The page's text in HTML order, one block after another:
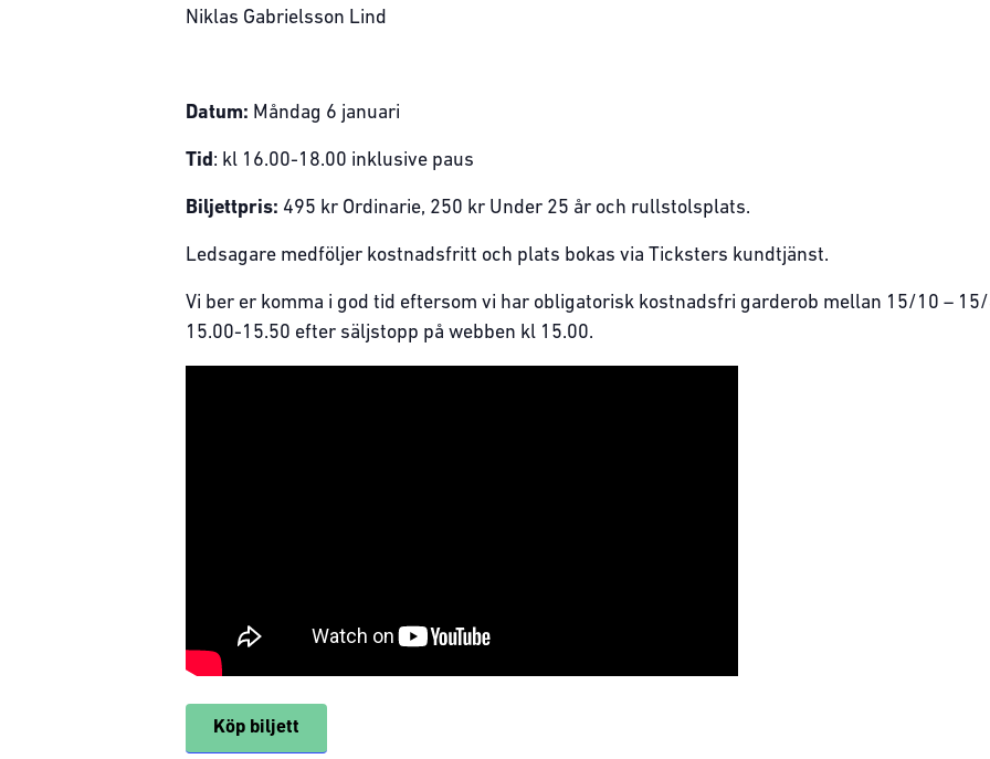
Niklas Gabrielsson Lind
Datum: Måndag 6 januari
Tid: kl 16.00-18.00 inklusive paus
Biljettpris: 495 kr Ordinarie, 250 kr Under 25 år och rullstolsplats.
Ledsagare medföljer kostnadsfritt och plats bokas via Ticksters kundtjänst.
Vi ber er komma i god tid eftersom vi har obligatorisk kostnadsfri garderob mellan 15/10 –
15.00-15.50 efter säljstopp på webben kl 15.00.
Köp biljett